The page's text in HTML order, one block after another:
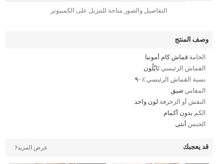
التفاصيل والصور متاحة للتنزيل على الكمبيوتر
وصف المنتج
الخامة:قماش كام أمونيا
القماش الرئيسي:نَايْلُون
نسبة القماش الرئيسي:٪٩٠
المقاس:ضيق
النقش أو الزخرفة:لون واحد
الكم:بدون أكمام
الجنس:أنثى
قد يعجبك عرض المزيد